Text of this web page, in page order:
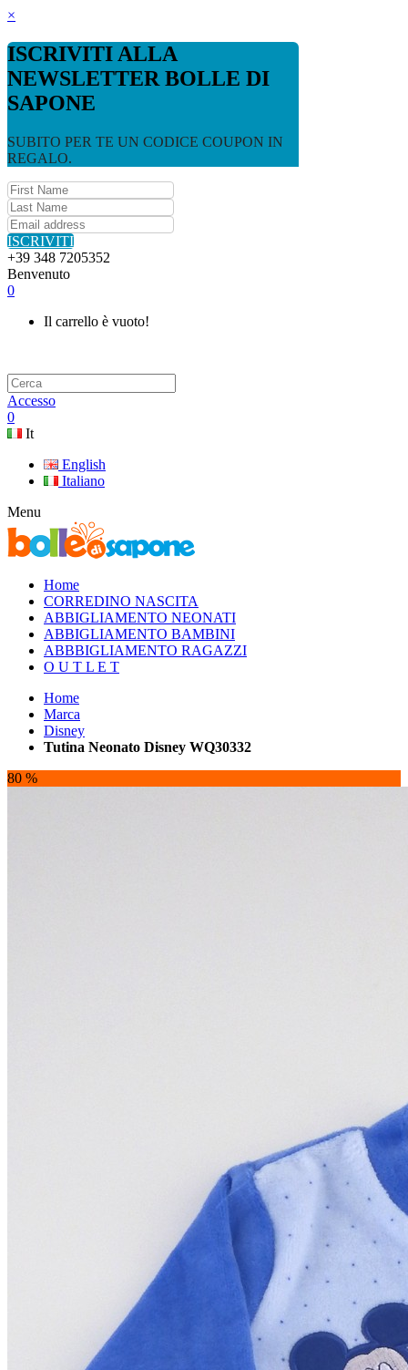
×
ISCRIVITI ALLA
NEWSLETTER BOLLE DI
SAPONE
SUBITO PER TE UN CODICE COUPON IN
REGALO.
ISCRIVITI
+39 348 7205352
Benvenuto
0
Il carrello è vuoto!
Accesso
0
It
English
Italiano
Menu
Home
CORREDINO NASCITA
ABBIGLIAMENTO NEONATI
ABBIGLIAMENTO BAMBINI
ABBBIGLIAMENTO RAGAZZI
O U T L E T
Home
Marca
Disney
Tutina Neonato Disney WQ30332
80 %